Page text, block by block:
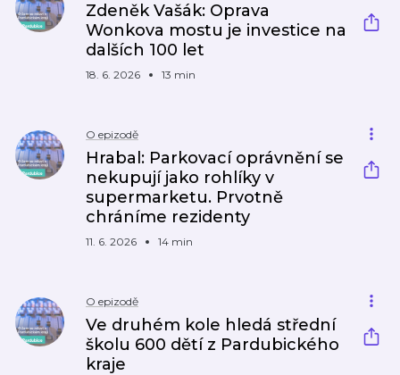
Zdeněk Vašák: Oprava
Wonkova mostu je investice na
dalších 100 let
18. 6. 2026 13 min
O epizodě
Hrabal: Parkovací oprávnění se
nekupují jako rohlíky v
supermarketu. Prvotně
chráníme rezidenty
11. 6. 2026 14 min
O epizodě
Ve druhém kole hledá střední
školu 600 dětí z Pardubického
kraje